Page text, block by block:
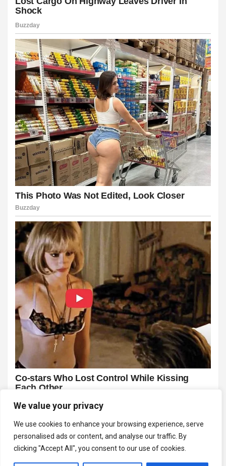
We value your privacy
We use cookies to enhance your browsing experience, serve
personalised ads or content, and analyse our traffic. By
clicking "Accept All", you consent to our use of cookies.